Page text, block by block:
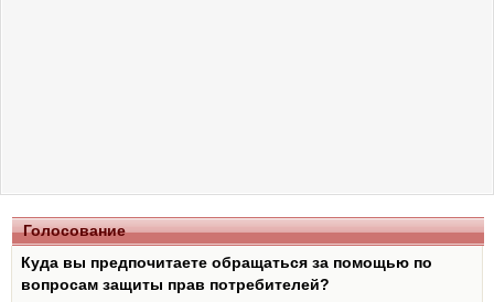
Голосование
Куда вы предпочитаете обращаться за помощью по
вопросам защиты прав потребителей?